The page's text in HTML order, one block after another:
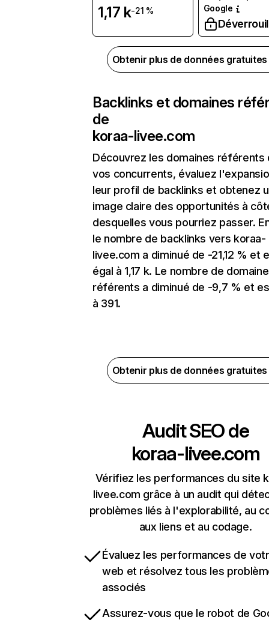
1,17 k-21 %
Google
Obtenir plus de données
Backlinks et domaines
de
koraa-livee.com
Découvrez les domaines référents
vos concurrents, évaluez
leur profil de backlinks et obtenez
image claire des opportunités à
desquelles vous pourriez passer.
le nombre de backlinks vers koraa-
livee.com a diminué de -21,12 % et
égal à 1,17 k. Le nombre de
référents a diminué de -9,7 % et
à 391.
Obtenir plus de données
Audit SEO de
koraa-livee.com
Vérifiez les performances du site
livee.com grâce à un audit qui
problèmes liés à l'explorabilité, au
aux liens et au codage.
Évaluez les performances de
web et résolvez tous les
associés
Assurez-vous que le robot de